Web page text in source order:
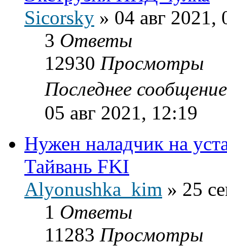
Sicorsky » 04 авг 2021,
3 Ответы
12930 Просмотры
Последнее
05 авг 2021, 12:19
Нужен наладчик на
Тайвань FKI
Alyonushka_kim » 25
1 Ответы
11283 Просмотры